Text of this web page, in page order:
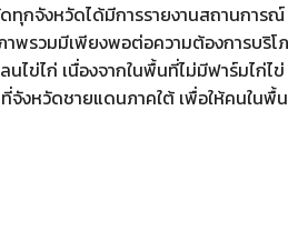
จังหวัดได้มีการรายงานสถานการณ์
พรวมมีเพียงพอต่อความต้องการบริโ
ข่ไก่ เนื่องจากในพื้นที่ไม่มีฟาร์มไก่ไ
จังหวัดชายแดนภาคใต้ เพื่อให้คนใน